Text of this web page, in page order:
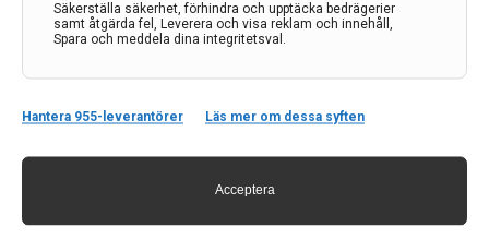
Säkerställa säkerhet, förhindra och upptäcka bedrägerier
samt åtgärda fel, Leverera och visa reklam och innehåll,
Spara och meddela dina integritetsval.
Hantera 955-leverantörer Läs mer om dessa syften
Acceptera
Neurologi i Sverige
nis@pharma-industry.se